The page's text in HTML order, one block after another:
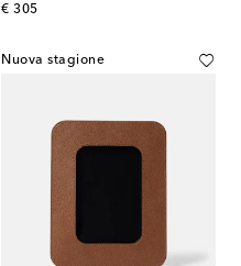
€ 305
original price
Nuova stagione